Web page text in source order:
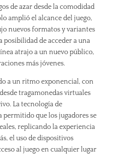
de azar desde la comodidad
amplió el alcance del juego,
nuevos formatos y variantes
posibilidad de acceder a una
atrajo a un nuevo público,
más jóvenes.
a un ritmo exponencial, con
tragamonedas virtuales
La tecnología de
que los jugadores se
replicando la experiencia
el uso de dispositivos
al juego en cualquier lugar